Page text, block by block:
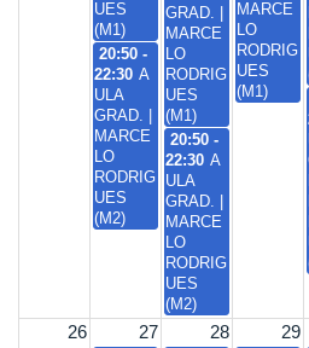
UES
(M1)
GRAD. |
MARCE
LO
RODRIG
UES
(M1)
MARCE
LO
RODRIG
UES
(M1)
20:50 -
22:30 A
ULA
GRAD. |
MARCE
LO
RODRIG
UES
(M2)
20:50 -
22:30 A
ULA
GRAD. |
MARCE
LO
RODRIG
UES
(M2)
26 27 28 29